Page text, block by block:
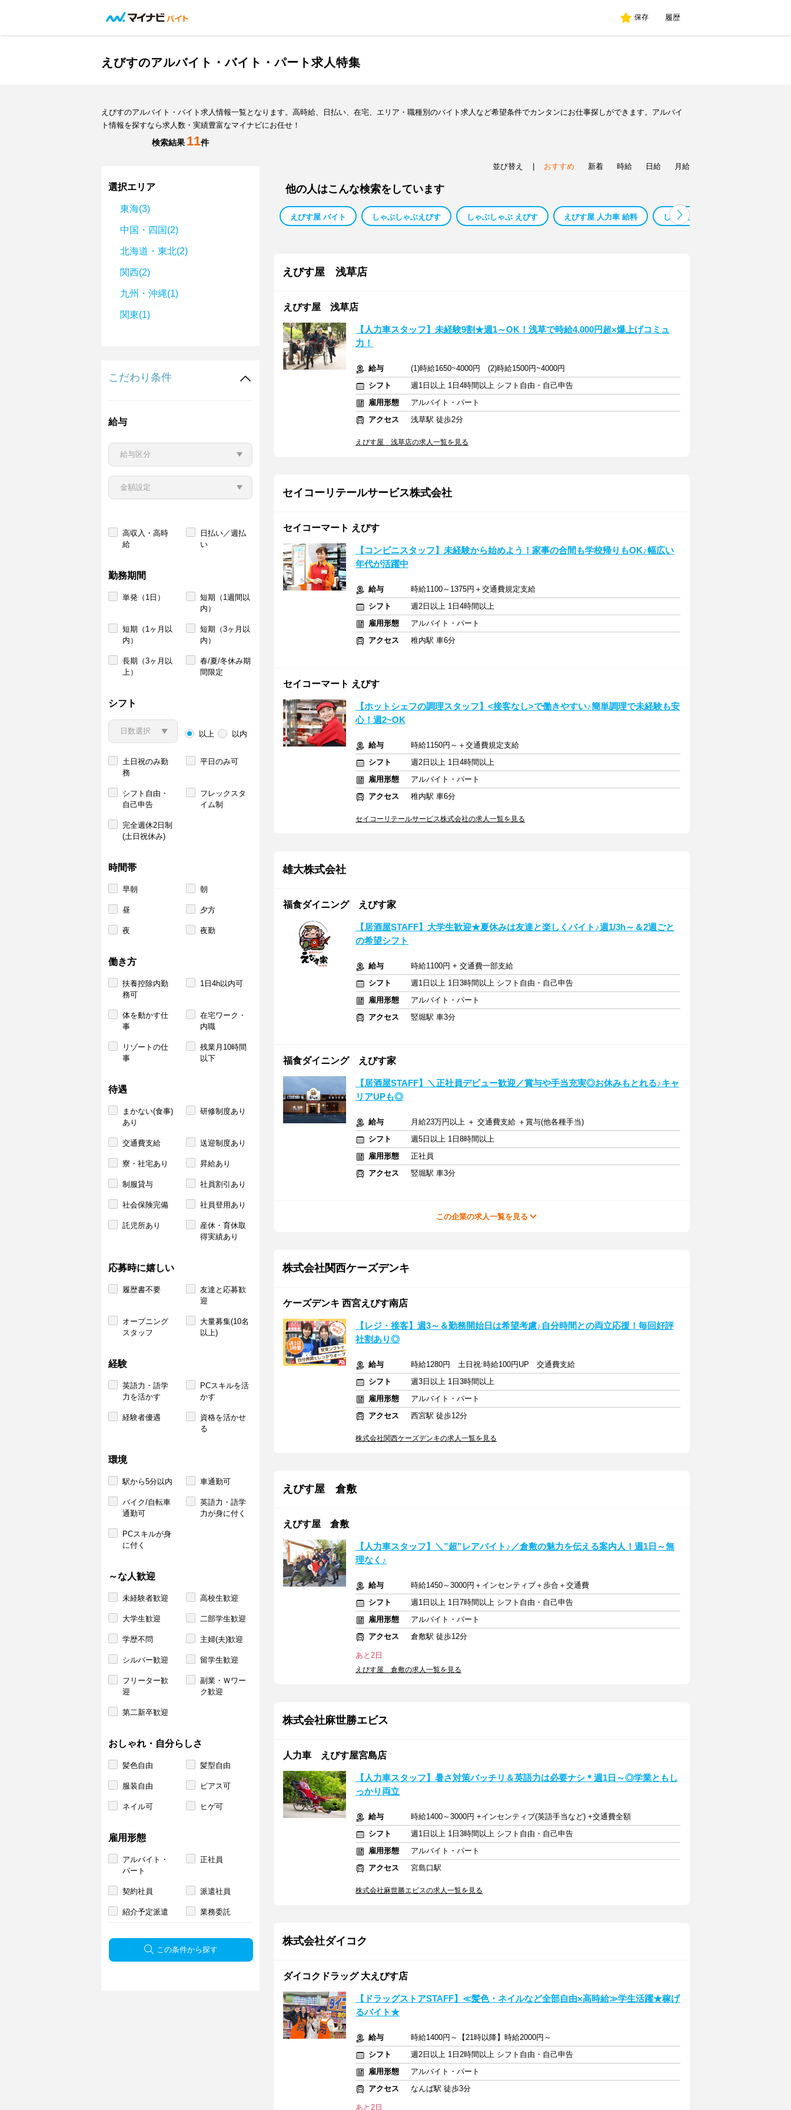
保存 履歴
えびすのアルバイト・バイト・パート求人特集
えびすのアルバイト・バイト求人情報一覧となります。高時給、日払い、在宅、エリア・職種別のバイト求人など希望条件でカンタンにお仕事探しができます。アルバイ
ト情報を探すなら求人数・実績豊富なマイナビにお任せ！
検索結果 11件
選択エリア
東海(3)
中国・四国(2)
北海道・東北(2)
関西(2)
九州・沖縄(1)
関東(1)
こだわり条件
給与
高収入・高時
給
日払い／週払
い
勤務期間
単発（1日）
短期（1週間以
内）
短期（1ヶ月以
内）
短期（3ヶ月以
内）
長期（3ヶ月以
上）
春/夏/冬休み期
間限定
シフト
以上 以内
土日祝のみ勤
務
平日のみ可
シフト自由・
自己申告
フレックスタ
イム制
完全週休2日制
(土日祝休み)
時間帯
早朝 朝
昼 夕方
夜 夜勤
働き方
扶養控除内勤
務可
1日4h以内可
体を動かす仕
事
在宅ワーク・
内職
リゾートの仕
事
残業月10時間
以下
待遇
まかない(食事)
あり
研修制度あり
交通費支給 送迎制度あり
寮・社宅あり 昇給あり
制服貸与 社員割引あり
社会保険完備 社員登用あり
託児所あり
産休・育休取
得実績あり
応募時に嬉しい
履歴書不要
友達と応募歓
迎
オープニング
スタッフ
大量募集(10名
以上)
経験
英語力・語学
力を活かす
PCスキルを活
かす
経験者優遇
資格を活かせ
る
環境
駅から5分以内 車通勤可
バイク/自転車
通勤可
英語力・語学
力が身に付く
PCスキルが身
に付く
～な人歓迎
未経験者歓迎 高校生歓迎
大学生歓迎 二部学生歓迎
学歴不問 主婦(夫)歓迎
シルバー歓迎 留学生歓迎
フリーター歓
迎
副業・Ｗワー
ク歓迎
第二新卒歓迎
おしゃれ・自分らしさ
髪色自由 髪型自由
服装自由 ピアス可
ネイル可 ヒゲ可
雇用形態
アルバイト・
パート
正社員
契約社員 派遣社員
紹介予定派遣 業務委託
この条件から探す
並び替え おすすめ 新着 時給 日給 月給
他の人はこんな検索をしています
えびす屋 バイト しゃぶしゃぶえびす しゃぶしゃぶ えびす えびす屋 人力車 給料 しゃぶしゃぶえびす 柳津
えびす屋 浅草店
えびす屋 浅草店
【人力車スタッフ】未経験9割★週1～OK！浅草で時給4,000円超×爆上げコミュ
力！
給与
(1)時給1650~4000円 (2)時給1500円~4000円
シフト
週1日以上 1日4時間以上 シフト自由・自己申告
雇用形態
アルバイト・パート
アクセス
浅草駅 徒歩2分
えびす屋 浅草店の求人一覧を見る
セイコーリテールサービス株式会社
セイコーマート えびす
【コンビニスタッフ】未経験から始めよう！家事の合間も学校帰りもOK♪幅広い
年代が活躍中
給与
時給1100～1375円＋交通費規定支給
シフト
週2日以上 1日4時間以上
雇用形態
アルバイト・パート
アクセス
稚内駅 車6分
セイコーマート えびす
【ホットシェフの調理スタッフ】<接客なし>で働きやすい♪簡単調理で未経験も安
心！週2~OK
給与
時給1150円～＋交通費規定支給
シフト
週2日以上 1日4時間以上
雇用形態
アルバイト・パート
アクセス
稚内駅 車6分
セイコーリテールサービス株式会社の求人一覧を見る
雄大株式会社
福食ダイニング えびす家
【居酒屋STAFF】大学生歓迎★夏休みは友達と楽しくバイト♪週1/3h～＆2週ごと
の希望シフト
給与
時給1100円 + 交通費一部支給
シフト
週1日以上 1日3時間以上 シフト自由・自己申告
雇用形態
アルバイト・パート
アクセス
竪堀駅 車3分
福食ダイニング えびす家
【居酒屋STAFF】＼正社員デビュー歓迎／賞与や手当充実◎お休みもとれる♪キャ
リアUPも◎
給与
月給23万円以上 ＋ 交通費支給 ＋賞与(他各種手当)
シフト
週5日以上 1日8時間以上
雇用形態
正社員
アクセス
竪堀駅 車3分
この企業の求人一覧を見る
株式会社関西ケーズデンキ
ケーズデンキ 西宮えびす南店
【レジ・接客】週3～＆勤務開始日は希望考慮♪自分時間との両立応援！毎回好評
社割あり◎
給与
時給1280円 土日祝:時給100円UP 交通費支給
シフト
週3日以上 1日3時間以上
雇用形態
アルバイト・パート
アクセス
西宮駅 徒歩12分
株式会社関西ケーズデンキの求人一覧を見る
えびす屋 倉敷
えびす屋 倉敷
【人力車スタッフ】＼”超”レアバイト♪／倉敷の魅力を伝える案内人！週1日～無
理なく♪
給与
時給1450～3000円＋インセンティブ＋歩合＋交通費
シフト
週1日以上 1日7時間以上 シフト自由・自己申告
雇用形態
アルバイト・パート
アクセス
倉敷駅 徒歩12分
あと2日
えびす屋 倉敷の求人一覧を見る
株式会社麻世勝エビス
人力車 えびす屋宮島店
【人力車スタッフ】暑さ対策バッチリ＆英語力は必要ナシ＊週1日～◎学業ともし
っかり両立
給与
時給1400～3000円 +インセンティブ(英語手当など) +交通費全額
シフト
週1日以上 1日3時間以上 シフト自由・自己申告
雇用形態
アルバイト・パート
アクセス
宮島口駅
株式会社麻世勝エビスの求人一覧を見る
株式会社ダイコク
ダイコクドラッグ 大えびす店
【ドラッグストアSTAFF】≪髪色・ネイルなど全部自由×高時給≫学生活躍★稼げ
るバイト★
給与
時給1400円～【21時以降】時給2000円～
シフト
週2日以上 1日2時間以上 シフト自由・自己申告
雇用形態
アルバイト・パート
アクセス
なんば駅 徒歩3分
あと2日